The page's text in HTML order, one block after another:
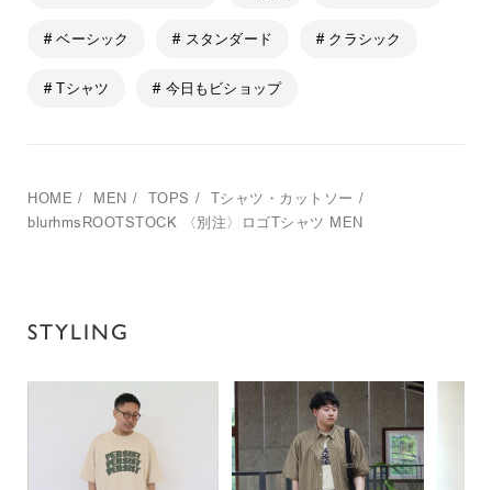
# ベーシック # スタンダード # クラシック
# Tシャツ # 今日もビショップ
HOME / MEN / TOPS / Tシャツ・カットソー /
blurhmsROOTSTOCK
〈別注〉ロゴTシャツ MEN
STYLING